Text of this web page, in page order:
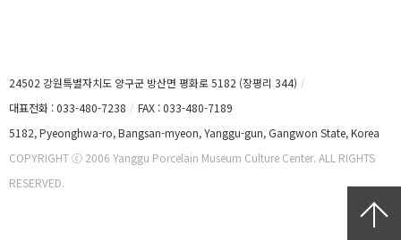
24502 강원특별자치도 양구군 방산면 평화로 5182 (장평리 344)
대표전화 : 033-480-7238
FAX : 033-480-7189
5182, Pyeonghwa-ro, Bangsan-myeon, Yanggu-gun, Gangwon State, Korea
COPYRIGHT ⓒ 2006 Yanggu Porcelain Museum Culture Center. ALL RIGHTS
RESERVED.